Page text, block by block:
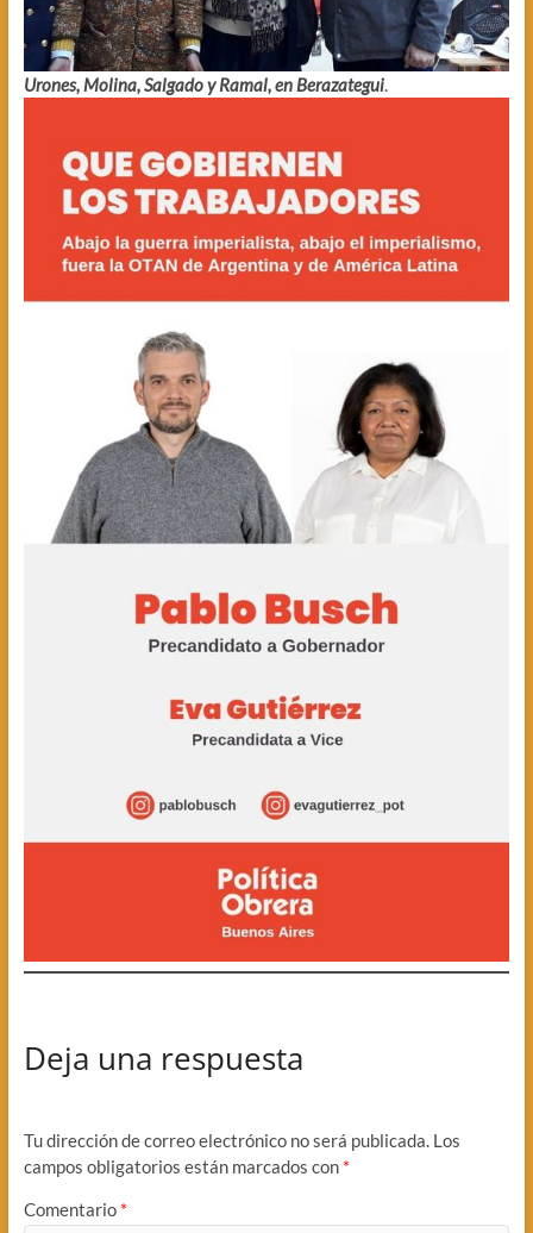
Urones, Molina, Salgado y Ramal, en Berazategui.
Deja una respuesta
Tu dirección de correo electrónico no será publicada. Los
campos obligatorios están marcados con *
Comentario *